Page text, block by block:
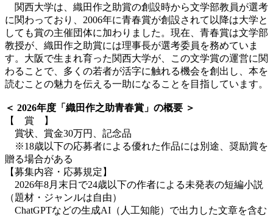
関西大学は、織田作之助賞の創設時から文学部教員が選考
に関わっており、2006年に青春賞が創設されて以降は大学と
しても賞の主催団体に加わりました。現在、青春賞は文学部
教授が、織田作之助賞には理事長が選考委員を務めていま
す。大阪で生まれ育った関西大学が、この文学賞の運営に関
わることで、多くの若者が活字に触れる機会を創出し、本を
読むことの魅力を伝える一助になることを目指しています。
＜ 2026年度「織田作之助青春賞」の概要 ＞
【 賞 】
賞状、賞金30万円、記念品
※18歳以下の応募者による優れた作品には別途、奨励賞を
贈る場合がある
【募集内容・応募規定】
2026年8月末日で24歳以下の作者による未発表の短編小説
（題材・ジャンルは自由）
ChatGPTなどの生成AI（人工知能）で出力した文章を含む